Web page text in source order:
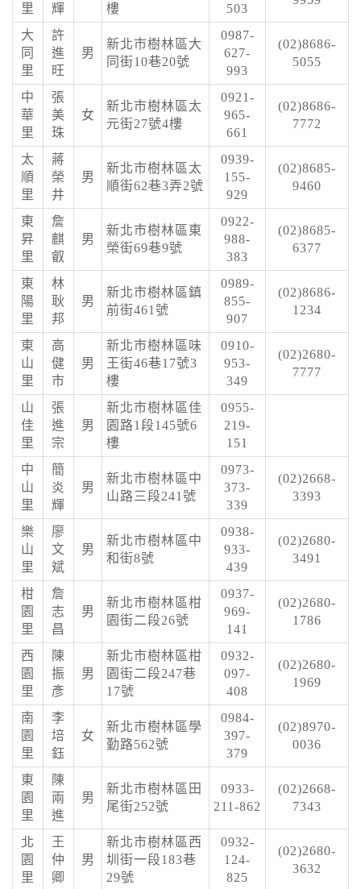
里
輝
樓
503
大
同
里
許
進
旺
男
新北市樹林區大
同街10巷20號
0987-
627-
993
(02)8686-
5055
中
華
里
張
美
珠
女
新北市樹林區太
元街27號4樓
0921-
965-
661
(02)8686-
7772
太
順
里
蔣
榮
井
男
新北市樹林區太
順街62巷3弄2號
0939-
155-
929
(02)8685-
9460
東
昇
里
詹
麒
叡
男
新北市樹林區東
榮街69巷9號
0922-
988-
383
(02)8685-
6377
東
陽
里
林
耿
邦
男
新北市樹林區鎮
前街461號
0989-
855-
907
(02)8686-
1234
東
山
里
高
健
市
男
新北市樹林區味
王街46巷17號3
樓
0910-
953-
349
(02)2680-
7777
山
佳
里
張
進
宗
男
新北市樹林區佳
園路1段145號6
樓
0955-
219-
151
中
山
里
簡
炎
輝
男
新北市樹林區中
山路三段241號
0973-
373-
339
(02)2668-
3393
樂
山
里
廖
文
斌
男
新北市樹林區中
和街8號
0938-
933-
439
(02)2680-
3491
柑
園
里
詹
志
昌
男
新北市樹林區柑
園街二段26號
0937-
969-
141
(02)2680-
1786
西
園
里
陳
振
彥
男
新北市樹林區柑
園街二段247巷
17號
0932-
097-
408
(02)2680-
1969
南
園
里
李
培
鈺
女
新北市樹林區學
勤路562號
0984-
397-
379
(02)8970-
0036
東
園
里
陳
兩
進
男
新北市樹林區田
尾街252號
0933-
211-862
(02)2668-
7343
北
園
里
王
仲
卿
男
新北市樹林區西
圳街一段183巷
29號
0932-
124-
825
(02)2680-
3632